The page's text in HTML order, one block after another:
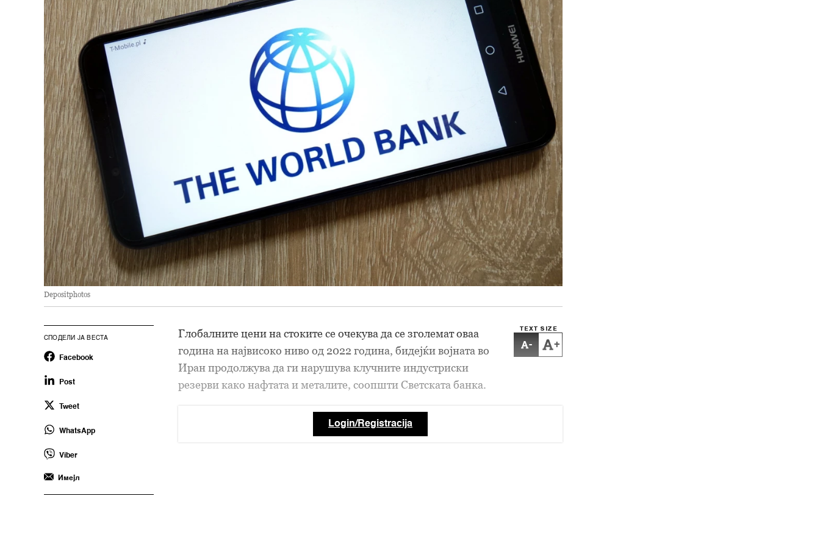
Depositphotos
СПОДЕЛИ ЈА ВЕСТА
Facebook
Post
Tweet
WhatsApp
Viber
Имејл
TEXT SIZE
- +
Глобалните цени на стоките се очекува да се зголемат оваа
година на највисоко ниво од 2022 година, бидејќи војната во
Иран продолжува да ги нарушува клучните индустриски
резерви како нафтата и металите, соопшти Светската банка.
Login/Registracija